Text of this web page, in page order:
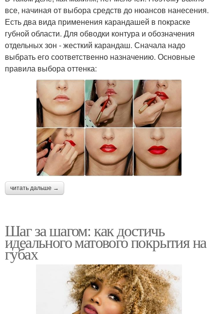
все, начиная от выбора средств до нюансов нанесения.
Есть два вида применения карандашей в покраске
губной области. Для обводки контура и обозначения
отдельных зон - жесткий карандаш. Сначала надо
выбрать его соответственно назначению. Основные
правила выбора оттенка:
читать дальше →
Шаг за шагом: как достичь
идеального матового покрытия на
губах